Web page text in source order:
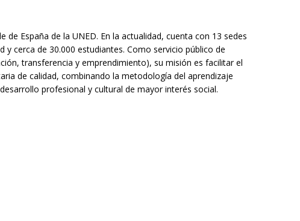
de España de la UNED. En la actualidad, cuenta con 13 sedes
y cerca de 30.000 estudiantes. Como servicio público de
transferencia y emprendimiento), su misión es facilitar el
de calidad, combinando la metodología del aprendizaje
profesional y cultural de mayor interés social.